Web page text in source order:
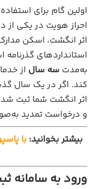
اولین گام برای
احراز هویت در یکی از
اثر انگشت، اسکن
استانداردهای
به‌مدت سه سال از
اثر انگشت شما ثبت
و درخواست تمدید
بیشتر بخوانید: با
ورود به سامانه